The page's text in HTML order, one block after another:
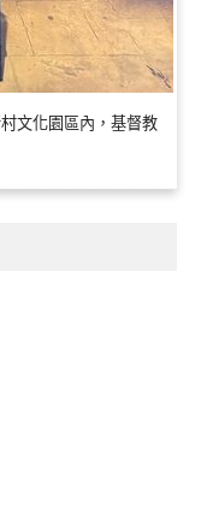
文化園區內，基督教